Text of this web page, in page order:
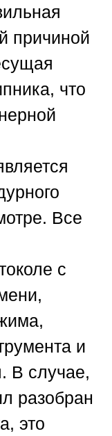
причиной
что
Все
с
и
В случае,
разобран
это